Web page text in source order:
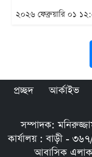
২০২৬ ফেব্রুয়ারি ০১
প্রচ্ছদ আর্কাইভ
সম্পাদক:
কার্যালয় : বাড়ী -
আবাসিক